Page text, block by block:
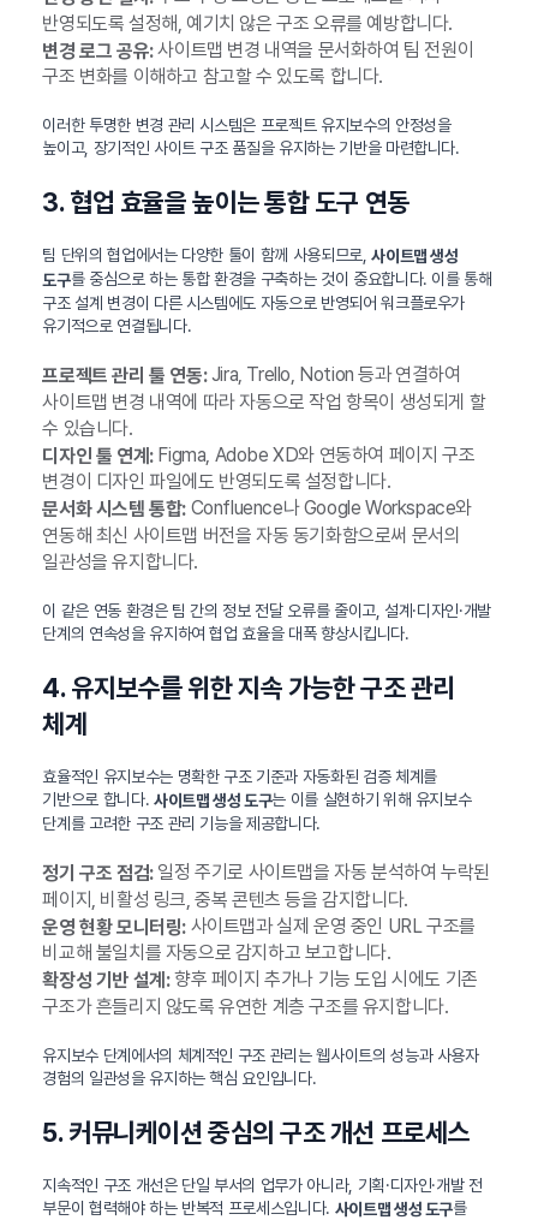
반영되도록 설정해, 예기치 않은 구조 오류를 예방합니다.
변경 로그 공유:사이트맵 변경 내역을 문서화하여 팀 전원이
구조 변화를 이해하고 참고할 수 있도록 합니다.
이러한 투명한 변경 관리 시스템은 프로젝트 유지보수의 안정성을
높이고, 장기적인 사이트 구조 품질을 유지하는 기반을 마련합니다.
3. 협업 효율을 높이는 통합 도구 연동
팀 단위의 협업에서는 다양한 툴이 함께 사용되므로,사이트맵 생성
도구를 중심으로 하는 통합 환경을 구축하는 것이 중요합니다. 이를 통해
구조 설계 변경이 다른 시스템에도 자동으로 반영되어 워크플로우가
유기적으로 연결됩니다.
프로젝트 관리 툴 연동:Jira, Trello, Notion 등과 연결하여
사이트맵 변경 내역에 따라 자동으로 작업 항목이 생성되게 할
수 있습니다.
디자인 툴 연계:Figma, Adobe XD와 연동하여 페이지 구조
변경이 디자인 파일에도 반영되도록 설정합니다.
문서화 시스템 통합:Confluence나 Google Workspace와
연동해 최신 사이트맵 버전을 자동 동기화함으로써 문서의
일관성을 유지합니다.
이 같은 연동 환경은 팀 간의 정보 전달 오류를 줄이고, 설계·디자인·개발
단계의 연속성을 유지하여 협업 효율을 대폭 향상시킵니다.
4. 유지보수를 위한 지속 가능한 구조 관리
체계
효율적인 유지보수는 명확한 구조 기준과 자동화된 검증 체계를
기반으로 합니다. 사이트맵 생성 도구는 이를 실현하기 위해 유지보수
단계를 고려한 구조 관리 기능을 제공합니다.
정기 구조 점검:일정 주기로 사이트맵을 자동 분석하여 누락된
페이지, 비활성 링크, 중복 콘텐츠 등을 감지합니다.
운영 현황 모니터링:사이트맵과 실제 운영 중인 URL 구조를
비교해 불일치를 자동으로 감지하고 보고합니다.
확장성 기반 설계:향후 페이지 추가나 기능 도입 시에도 기존
구조가 흔들리지 않도록 유연한 계층 구조를 유지합니다.
유지보수 단계에서의 체계적인 구조 관리는 웹사이트의 성능과 사용자
경험의 일관성을 유지하는 핵심 요인입니다.
5. 커뮤니케이션 중심의 구조 개선 프로세스
지속적인 구조 개선은 단일 부서의 업무가 아니라, 기획·디자인·개발 전
부문이 협력해야 하는 반복적 프로세스입니다. 사이트맵 생성 도구를